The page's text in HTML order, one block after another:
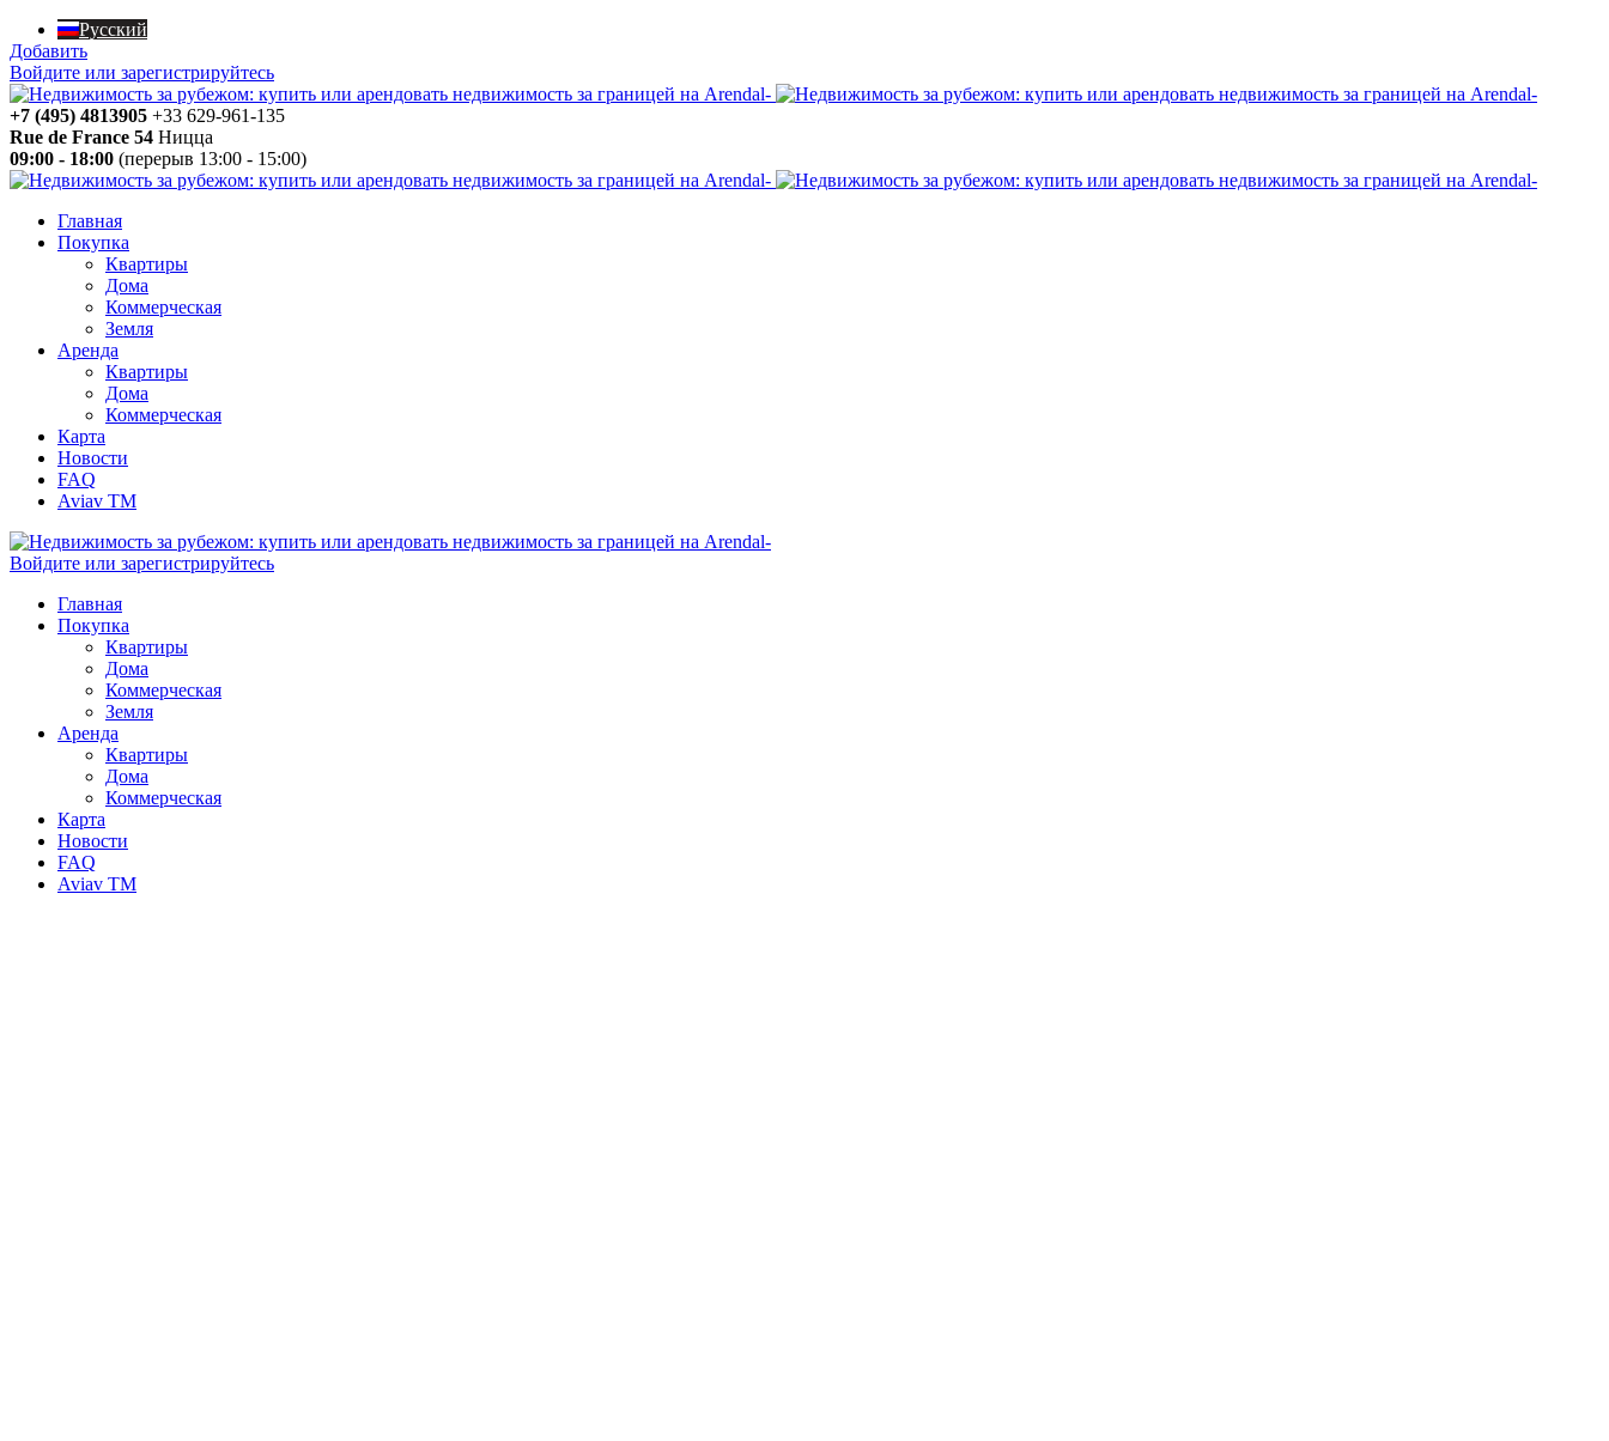
Русский
Добавить
Войдите или зарегистрируйтесь
+7 (495) 4813905 +33 629-961-135
Rue de France 54 Ницца
09:00 - 18:00 (перерыв 13:00 - 15:00)
Главная
Покупка
Квартиры
Дома
Коммерческая
Земля
Аренда
Квартиры
Дома
Коммерческая
Карта
Новости
FAQ
Aviav TM
Войдите или зарегистрируйтесь
Главная
Покупка
Квартиры
Дома
Коммерческая
Земля
Аренда
Квартиры
Дома
Коммерческая
Карта
Новости
FAQ
Aviav TM